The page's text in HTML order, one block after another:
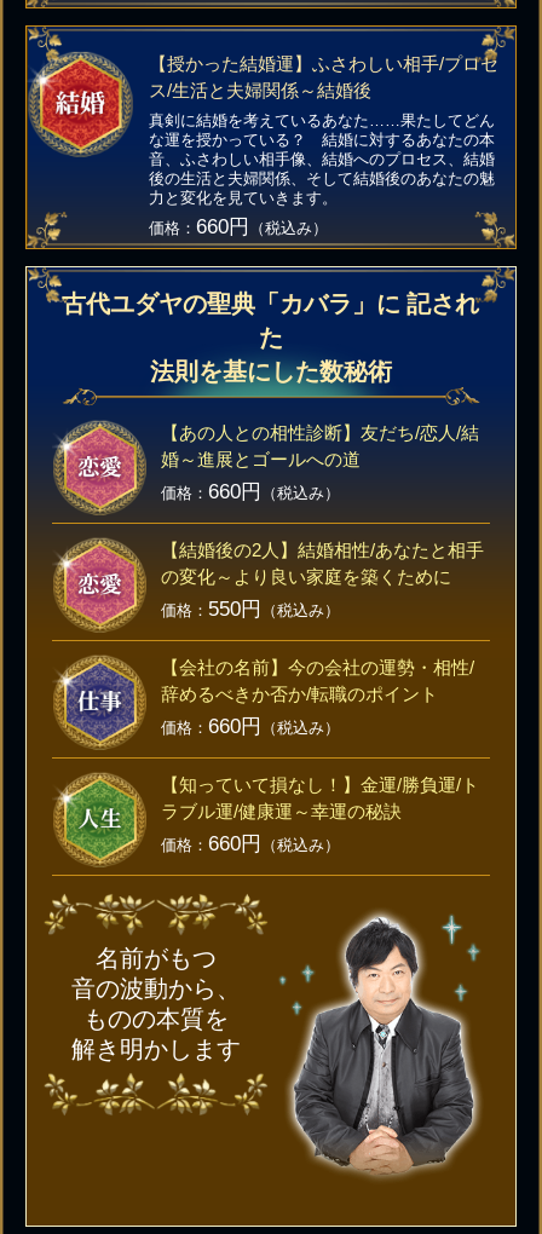
【授かった結婚運】ふさわしい相手/プロセ
ス/生活と夫婦関係～結婚後
真剣に結婚を考えているあなた……果たしてどん
な運を授かっている？ 結婚に対するあなたの本
音、ふさわしい相手像、結婚へのプロセス、結婚
後の生活と夫婦関係、そして結婚後のあなたの魅
力と変化を見ていきます。
価格：660円 （税込み）
古代ユダヤの聖典「カバラ」に 記され
た
法則を基にした数秘術
【あの人との相性診断】友だち/恋人/結
婚～進展とゴールへの道
価格：660円 （税込み）
【結婚後の2人】結婚相性/あなたと相手
の変化～より良い家庭を築くために
価格： 550円 （税込み）
【会社の名前】今の会社の運勢・相性/
辞めるべきか否か/転職のポイント
価格：660円 （税込み）
【知っていて損なし！】金運/勝負運/ト
ラブル運/健康運～幸運の秘訣
価格：660円 （税込み）
名前がもつ
音の波動から、
ものの本質を
解き明かします